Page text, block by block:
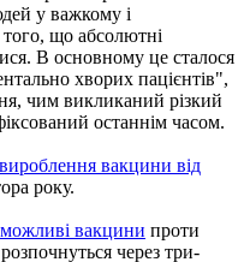
у ​​важкому і
що абсолютні
В основному це сталося
хворих пацієнтів",
чим викликаний різкий
останнім часом.
вироблення вакцини від
року.
вакцини проти
через три-